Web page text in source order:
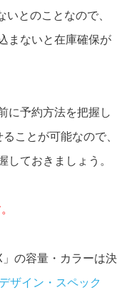
いとのことなので、
まないと在庫確保が
に予約方法を把握し
ことが可能なので、
しておきましょう。
の容量・カラーは決
ザイン・スペック